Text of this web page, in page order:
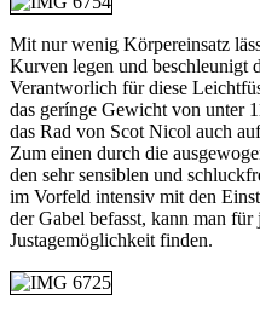
Mit nur wenig Körpereinsatz
Kurven legen und beschleunigt
Verantworlich für diese
das gerínge Gewicht von unter
das Rad von Scot Nicol auch
Zum einen durch die
den sehr sensiblen und
im Vorfeld intensiv mit den
der Gabel befasst, kann man
Justagemöglichkeit finden.